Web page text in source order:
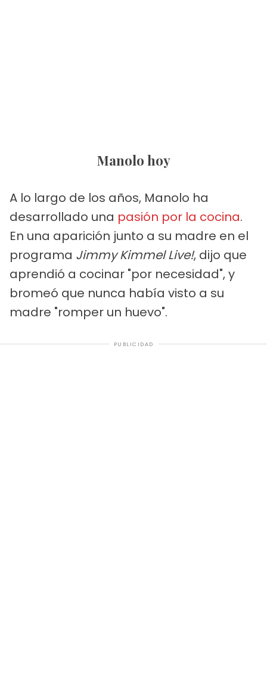
Manolo hoy
A lo largo de los años, Manolo ha
desarrollado una pasión por la cocina.
En una aparición junto a su madre en el
programa Jimmy Kimmel Live!, dijo que
aprendió a cocinar "por necesidad", y
bromeó que nunca había visto a su
madre "romper un huevo".
PUBLICIDAD